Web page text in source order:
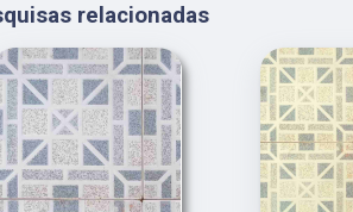
relacionadas